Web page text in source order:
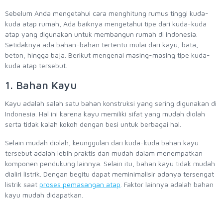
Sebelum Anda mengetahui cara menghitung rumus tinggi kuda-
kuda atap rumah, Ada baiknya mengetahui tipe dari kuda-kuda
atap yang digunakan untuk membangun rumah di Indonesia.
Setidaknya ada bahan-bahan tertentu mulai dari kayu, bata,
beton, hingga baja. Berikut mengenai masing-masing tipe kuda-
kuda atap tersebut.
1. Bahan Kayu
Kayu adalah salah satu bahan konstruksi yang sering digunakan di
Indonesia. Hal ini karena kayu memiliki sifat yang mudah diolah
serta tidak kalah kokoh dengan besi untuk berbagai hal.
Selain mudah diolah, keunggulan dari kuda-kuda bahan kayu
tersebut adalah lebih praktis dan mudah dalam menempatkan
komponen pendukung lainnya. Selain itu, bahan kayu tidak mudah
dialiri listrik. Dengan begitu dapat meminimalisir adanya tersengat
listrik saat proses pemasangan atap . Faktor lainnya adalah bahan
kayu mudah didapatkan.